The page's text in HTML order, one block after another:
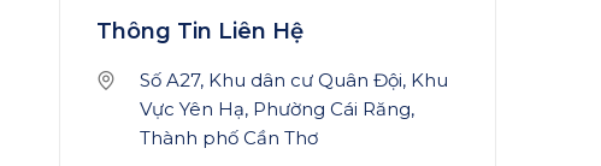
Thông Tin Liên Hệ
Số A27, Khu dân cư Quân Đội, Khu
Vực Yên Hạ, Phường Cái Răng,
Thành phố Cần Thơ